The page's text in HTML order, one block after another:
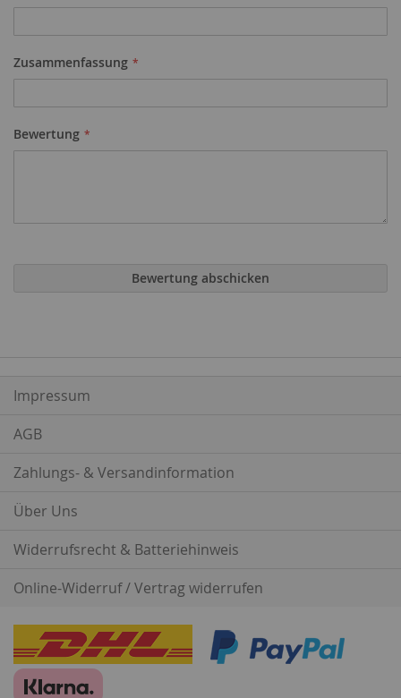
Zusammenfassung
Bewertung
Bewertung abschicken
Impressum
AGB
Zahlungs- & Versandinformation
Über Uns
Widerrufsrecht & Batteriehinweis
Online-Widerruf / Vertrag widerrufen